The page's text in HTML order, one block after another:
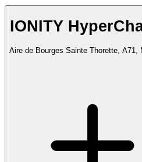
IONITY
Aire de Bourges Sainte Thorette, A71,